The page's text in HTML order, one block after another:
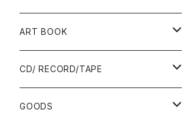
Ад-Ra ZINE
ALLISTER LEE
EL ZINE
ART BOOK
PUNK / HARDCORE
Photograph
CD/ RECORD/TAPE
CD
GOODS